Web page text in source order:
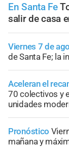
En Santa Fe
salir de casa
Viernes 7 de
de Santa Fe; la
Aceleran el
70 colectivos y
unidades
Pronóstico
mañana y